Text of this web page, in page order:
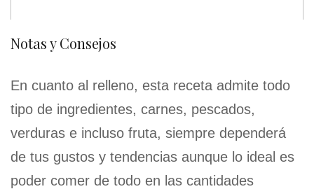
Notas y Consejos
En cuanto al relleno, esta receta admite todo
tipo de ingredientes, carnes, pescados,
verduras e incluso fruta, siempre dependerá
de tus gustos y tendencias aunque lo ideal es
poder comer de todo en las cantidades